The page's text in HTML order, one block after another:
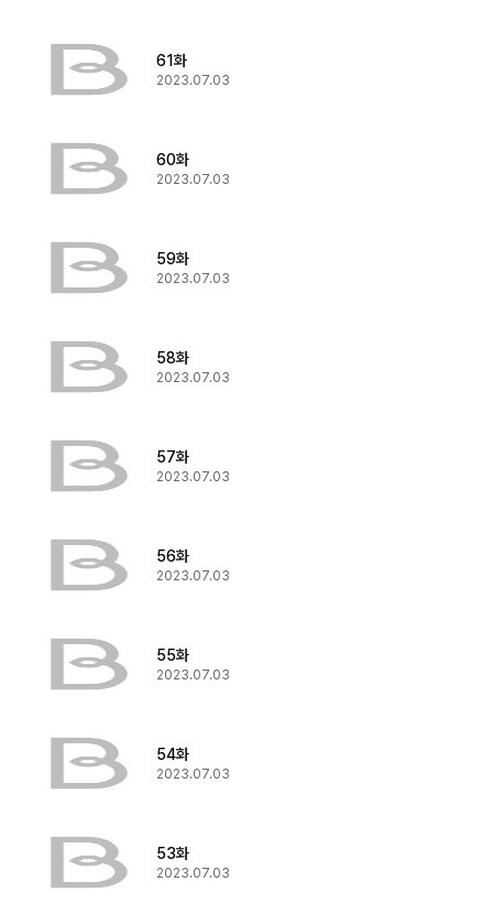
61화
2023.07.03
60화
2023.07.03
59화
2023.07.03
58화
2023.07.03
57화
2023.07.03
56화
2023.07.03
55화
2023.07.03
54화
2023.07.03
53화
2023.07.03